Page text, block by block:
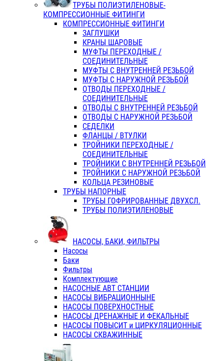
ТРУБЫ ПОЛИЭТИЛЕНОВЫЕ-
КОМПРЕССИОННЫЕ ФИТИНГИ
КОМПРЕССИОННЫЕ ФИТИНГИ
ЗАГЛУШКИ
КРАНЫ ШАРОВЫЕ
МУФТЫ ПЕРЕХОДНЫЕ /
СОЕДИНИТЕЛЬНЫЕ
МУФТЫ С ВНУТРЕННЕЙ РЕЗЬБОЙ
МУФТЫ С НАРУЖНОЙ РЕЗЬБОЙ
ОТВОДЫ ПЕРЕХОДНЫЕ /
СОЕДИНИТЕЛЬНЫЕ
ОТВОДЫ С ВНУТРЕННЕЙ РЕЗЬБОЙ
ОТВОДЫ С НАРУЖНОЙ РЕЗЬБОЙ
СЕДЕЛКИ
ФЛАНЦЫ / ВТУЛКИ
ТРОЙНИКИ ПЕРЕХОДНЫЕ /
СОЕДИНИТЕЛЬНЫЕ
ТРОЙНИКИ С ВНУТРЕННЕЙ РЕЗЬБОЙ
ТРОЙНИКИ С НАРУЖНОЙ РЕЗЬБОЙ
КОЛЬЦА РЕЗИНОВЫЕ
ТРУБЫ НАПОРНЫЕ
ТРУБЫ ГОФРИРОВАННЫЕ ДВУХСЛ.
ТРУБЫ ПОЛИЭТИЛЕНОВЫЕ
НАСОСЫ, БАКИ, ФИЛЬТРЫ
Насосы
Баки
Фильтры
Комплектующие
НАСОСНЫЕ АВТ СТАНЦИИ
НАСОСЫ ВИБРАЦИОННЫНЕ
НАСОСЫ ПОВЕРХНОСТНЫЕ
НАСОСЫ ДРЕНАЖНЫЕ И ФЕКАЛЬНЫЕ
НАСОСЫ ПОВЫСИТ и ЦИРКУЛЯЦИОННЫЕ
НАСОСЫ СКВАЖИННЫЕ